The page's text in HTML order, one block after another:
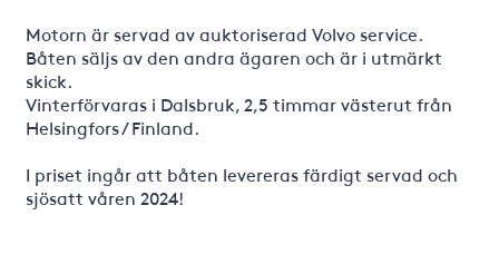
Motorn är servad av auktoriserad Volvo service.
Båten säljs av den andra ägaren och är i utmärkt
skick.
Vinterförvaras i Dalsbruk, 2,5 timmar västerut från
Helsingfors / Finland.
I priset ingår att båten levereras färdigt servad och
sjösatt våren 2024!